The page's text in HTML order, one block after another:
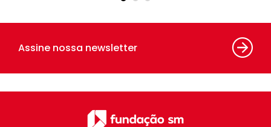
Assine nossa newsletter